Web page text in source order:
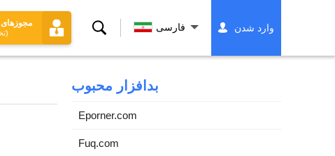
مجوزهای
جستجو
فارسی وارد شدن
بدافزار محبوب
Eporner.com
Fuq.com